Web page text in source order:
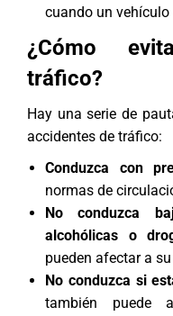
cuando un vehículo
¿Cómo
tráfico?
Hay una serie de
accidentes de tráfico:
Conduzca con
normas de
No conduzca
alcohólicas o
pueden afectar a
No conduzca si
también puede